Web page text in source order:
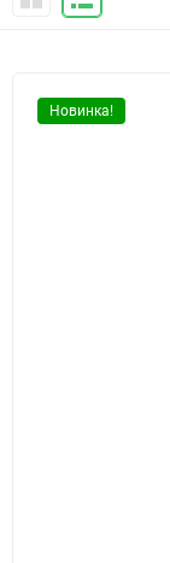
Новинка!